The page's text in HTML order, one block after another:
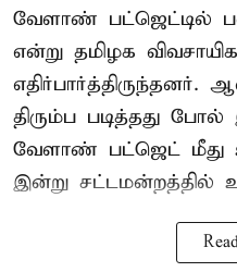
வேளாண் பட்ஜெட்டில்
என்று தமிழக
திரும்ப படித்தது
வேளாண் பட்ஜெட் மீது
இன்று சட்டமன்றத்தில்